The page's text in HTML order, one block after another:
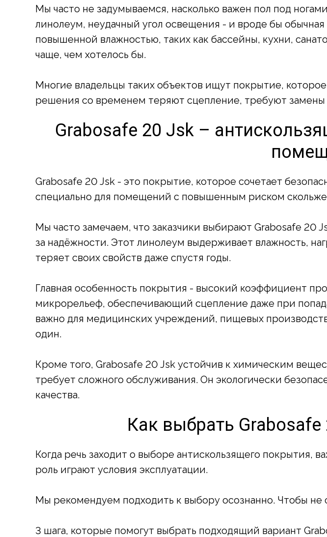
Мы часто не задумываемся, насколько важен пол под
линолеум, неудачный угол освещения - и вроде бы
повышенной влажностью, таких как бассейны, кухни,
чаще, чем хотелось бы.
Многие владельцы таких объектов ищут покрытие,
решения со временем теряют сцепление, требуют замены
Grabosafe 20 Jsk –
Grabosafe 20 Jsk - это покрытие, которое сочетает
специально для помещений с повышенным риском
Мы часто замечаем, что заказчики выбирают Grabosafe 20
за надёжности. Этот линолеум выдерживает влажность,
теряет своих свойств даже спустя годы.
Главная особенность покрытия - высокий коэффициент
микрорельеф, обеспечивающий сцепление даже при
важно для медицинских учреждений, пищевых
один.
Кроме того, Grabosafe 20 Jsk устойчив к химическим
требует сложного обслуживания. Он экологически
качества.
Как выбрать
Когда речь заходит о выборе антискользящего покрытия,
роль играют условия эксплуатации.
Мы рекомендуем подходить к выбору осознанно. Чтобы
3 шага, которые помогут выбрать подходящий вариант